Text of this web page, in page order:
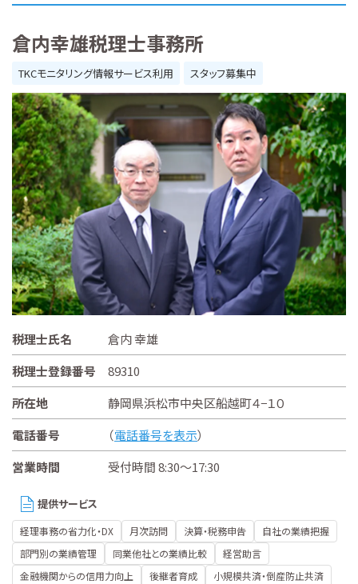
倉内幸雄税理士事務所
TKCモニタリング情報サービス利用 スタッフ募集中
税理士氏名
倉内 幸雄
税理士登録番号
89310
所在地
静岡県浜松市中央区船越町４−１０
電話番号
（電話番号を表示）
営業時間
受付時間 8:30～17:30
提供サービス
経理事務の省力化・DX 月次訪問 決算・税務申告
自社の業績把握
部門別の業績管理
同業他社との業績比較
経営助言
金融機関からの信用力向上
後継者育成
小規模共済・倒産防止共済